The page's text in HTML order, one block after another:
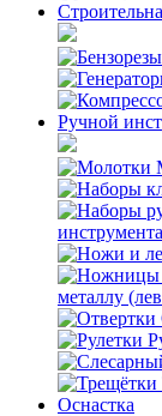
Ручной
инструмента
металлу
Оснастка